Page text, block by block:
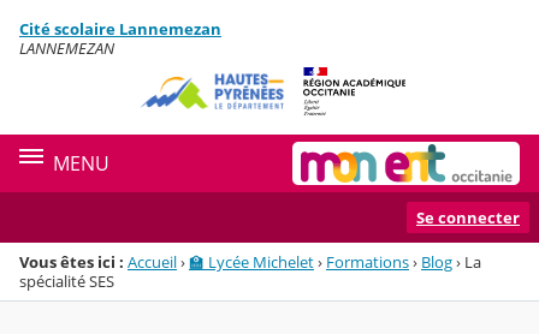
Menu de la rubrique
Contenu
Cité scolaire Lannemezan
LANNEMEZAN
MENU
Se connecter
Vous êtes ici : Accueil›🏫 Lycée Michelet› Formations› Blog› La
spécialité SES